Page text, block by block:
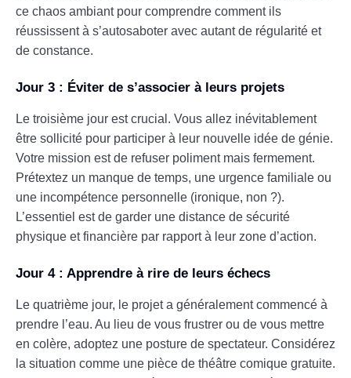
ce chaos ambiant pour comprendre comment ils
réussissent à s’autosaboter avec autant de régularité et
de constance.
Jour 3 : Éviter de s’associer à leurs projets
Le troisième jour est crucial. Vous allez inévitablement
être sollicité pour participer à leur nouvelle idée de génie.
Votre mission est de refuser poliment mais fermement.
Prétextez un manque de temps, une urgence familiale ou
une incompétence personnelle (ironique, non ?).
L’essentiel est de garder une distance de sécurité
physique et financière par rapport à leur zone d’action.
Jour 4 : Apprendre à rire de leurs échecs
Le quatrième jour, le projet a généralement commencé à
prendre l’eau. Au lieu de vous frustrer ou de vous mettre
en colère, adoptez une posture de spectateur. Considérez
la situation comme une pièce de théâtre comique gratuite.